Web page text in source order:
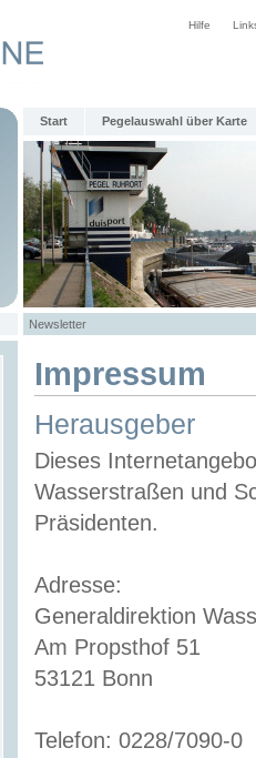
Hilfe
Start Pegelauswahl über Karte
Newsletter
Impressum
Herausgeber
Dieses
Wasserstraßen und
Präsidenten.
Adresse:
Generaldirektion
Am Propsthof 51
53121 Bonn
Telefon: 0228/7090-0